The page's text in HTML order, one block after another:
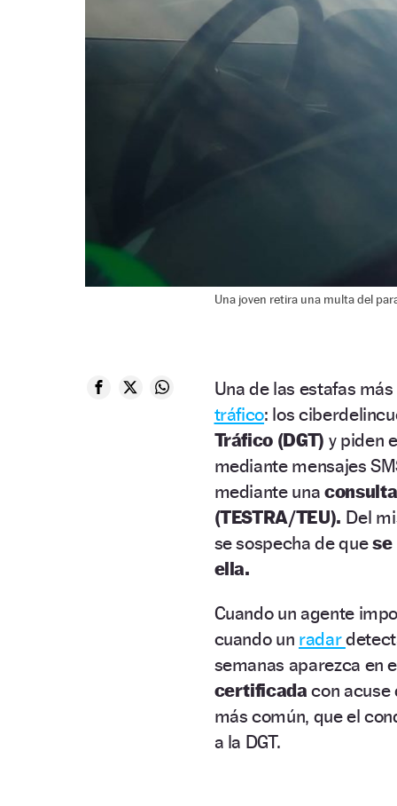
Una joven retira una multa del
Una de las estafas
tráfico: los
Tráfico (DGT) y piden
mediante mensajes
mediante una
(TESTRA/TEU). Del
se sospecha de quese
ella.
Cuando un agente
cuando un radar
semanas aparezca en
certificada con acuse
más común, que el
a la DGT.